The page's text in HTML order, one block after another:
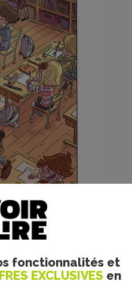
fonctionnalités et
EXCLUSIVES en